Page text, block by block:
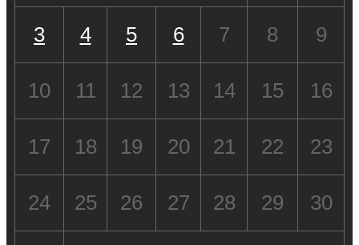
3 4 5 6 7 8 9
10 11 12 13 14 15 16
17 18 19 20 21 22 23
24 25 26 27 28 29 30